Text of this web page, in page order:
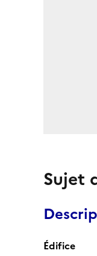
Sujet
Édifice